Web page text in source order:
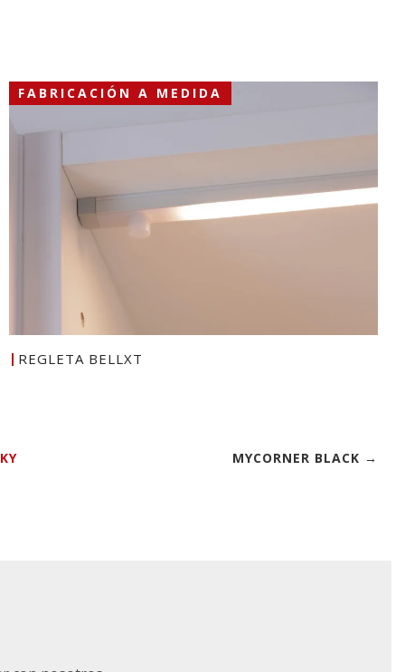
FABRICACIÓN A MEDIDA
REGLETA BELLXT
MYCORNER BLACK →